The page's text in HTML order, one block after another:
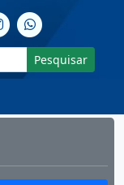
Pesquisar